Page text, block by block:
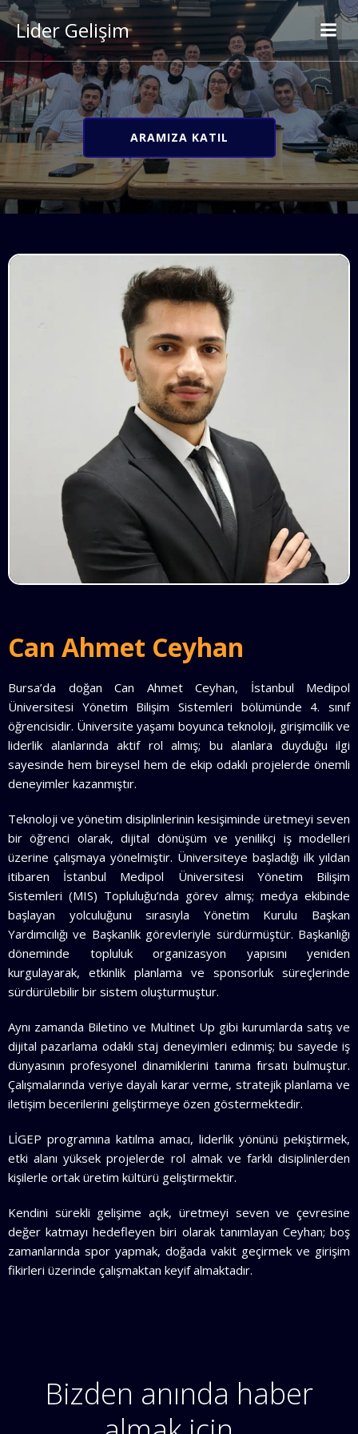
Lider Gelişim
ARAMIZA KATIL
Can Ahmet Ceyhan
Bursa’da doğan Can Ahmet Ceyhan, İstanbul Medipol
Üniversitesi Yönetim Bilişim Sistemleri bölümünde 4. sınıf
öğrencisidir. Üniversite yaşamı boyunca teknoloji, girişimcilik ve
liderlik alanlarında aktif rol almış; bu alanlara duyduğu ilgi
sayesinde hem bireysel hem de ekip odaklı projelerde önemli
deneyimler kazanmıştır.
Teknoloji ve yönetim disiplinlerinin kesişiminde üretmeyi seven
bir öğrenci olarak, dijital dönüşüm ve yenilikçi iş modelleri
üzerine çalışmaya yönelmiştir. Üniversiteye başladığı ilk yıldan
itibaren İstanbul Medipol Üniversitesi Yönetim Bilişim
Sistemleri (MIS) Topluluğu’nda görev almış; medya ekibinde
başlayan yolculuğunu sırasıyla Yönetim Kurulu Başkan
Yardımcılığı ve Başkanlık görevleriyle sürdürmüştür. Başkanlığı
döneminde topluluk organizasyon yapısını yeniden
kurgulayarak, etkinlik planlama ve sponsorluk süreçlerinde
sürdürülebilir bir sistem oluşturmuştur.
Aynı zamanda Biletino ve Multinet Up gibi kurumlarda satış ve
dijital pazarlama odaklı staj deneyimleri edinmiş; bu sayede iş
dünyasının profesyonel dinamiklerini tanıma fırsatı bulmuştur.
Çalışmalarında veriye dayalı karar verme, stratejik planlama ve
iletişim becerilerini geliştirmeye özen göstermektedir.
LİGEP programına katılma amacı, liderlik yönünü pekiştirmek,
etki alanı yüksek projelerde rol almak ve farklı disiplinlerden
kişilerle ortak üretim kültürü geliştirmektir.
Kendini sürekli gelişime açık, üretmeyi seven ve çevresine
değer katmayı hedefleyen biri olarak tanımlayan Ceyhan; boş
zamanlarında spor yapmak, doğada vakit geçirmek ve girişim
fikirleri üzerinde çalışmaktan keyif almaktadır.
Bizden anında haber